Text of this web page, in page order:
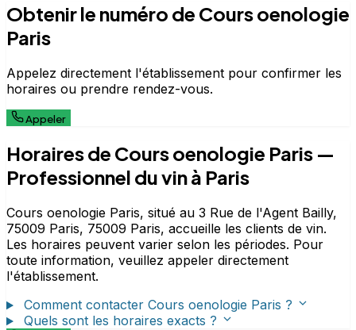
Obtenir le numéro de Cours oenologie
Paris
Appelez directement l'établissement pour confirmer les
horaires ou prendre rendez-vous.
Appeler
Horaires de Cours oenologie Paris —
Professionnel du vin à Paris
Cours oenologie Paris, situé au 3 Rue de l'Agent Bailly,
75009 Paris, 75009 Paris, accueille les clients de vin.
Les horaires peuvent varier selon les périodes. Pour
toute information, veuillez appeler directement
l'établissement.
Comment contacter Cours oenologie Paris ?
Quels sont les horaires exacts ?